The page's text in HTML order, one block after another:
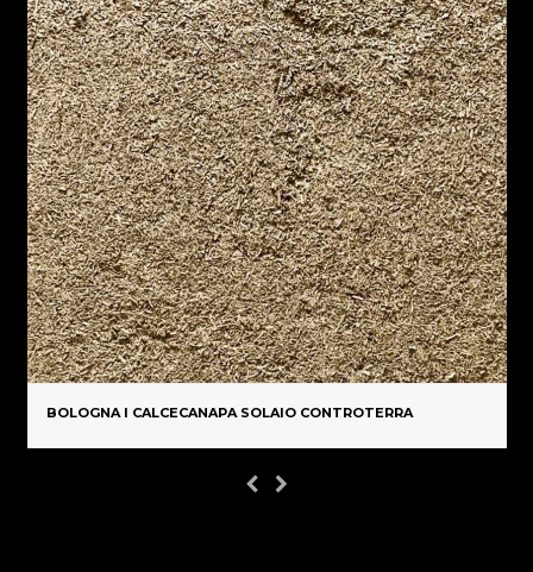
BOLOGNA I CALCECANAPA SOLAIO CONTROTERRA